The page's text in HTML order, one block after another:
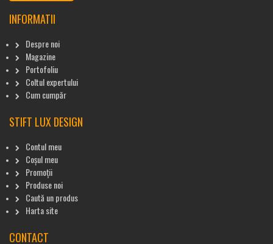
INFORMATII
Despre noi
Magazine
Portofoliu
Coltul expertului
Cum cumpăr
STIFT LUX DESIGN
Contul meu
Coșul meu
Promoții
Produse noi
Caută un produs
Harta site
CONTACT